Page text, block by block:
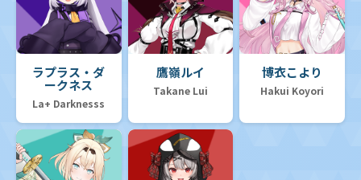
ラプラス・ダ
ークネス
La+ Darknesss
鷹嶺ルイ
Takane Lui
博衣こより
Hakui Koyori